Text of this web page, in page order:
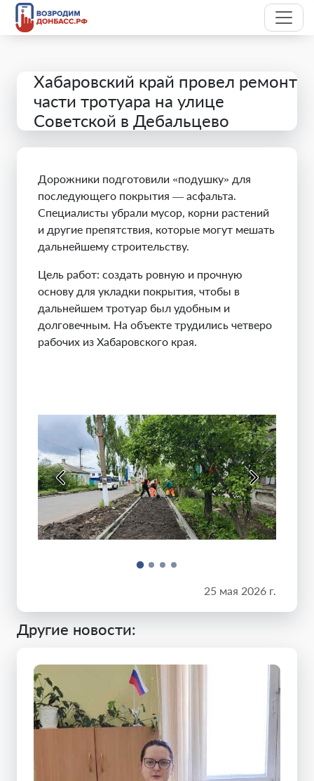
Хабаровский край провел ремонт
части тротуара на улице
Советской в Дебальцево
Дорожники подготовили «подушку» для
последующего покрытия — асфальта.
Специалисты убрали мусор, корни растений
и другие препятствия, которые могут мешать
дальнейшему строительству.
Цель работ: создать ровную и прочную
основу для укладки покрытия, чтобы в
дальнейшем тротуар был удобным и
долговечным. На объекте трудились четверо
рабочих из Хабаровского края.
25 мая 2026 г.
Другие новости: